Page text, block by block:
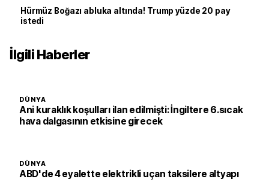
Hürmüz Boğazı abluka altında! Trump yüzde 20 pay
istedi
İlgili Haberler
DÜNYA
Ani kuraklık koşulları ilan edilmişti: İngiltere 6.sıcak
hava dalgasının etkisine girecek
DÜNYA
ABD'de 4 eyalette elektrikli uçan taksilere altyapı